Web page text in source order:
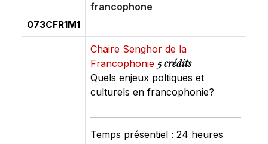
073CFR1M1
francophone
Chaire Senghor de la
Francophonie 5 crédits
Quels enjeux poltiques et
culturels en francophonie?
Temps présentiel : 24 heures